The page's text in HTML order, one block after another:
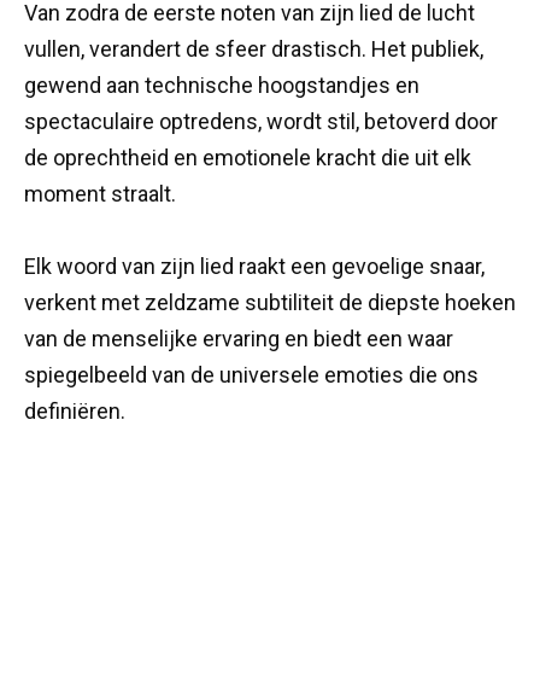
Van zodra de eerste noten van zijn lied de lucht
vullen, verandert de sfeer drastisch. Het publiek,
gewend aan technische hoogstandjes en
spectaculaire optredens, wordt stil, betoverd door
de oprechtheid en emotionele kracht die uit elk
moment straalt.
Elk woord van zijn lied raakt een gevoelige snaar,
verkent met zeldzame subtiliteit de diepste hoeken
van de menselijke ervaring en biedt een waar
spiegelbeeld van de universele emoties die ons
definiëren.